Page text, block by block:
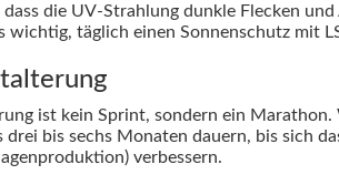
dass die UV-Strahlung dunkle Flecken
wichtig, täglich einen Sonnenschutz mit
ist kein Sprint, sondern ein
bis sechs Monaten dauern, bis sich
verbessern.